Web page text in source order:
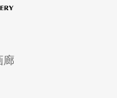
廊